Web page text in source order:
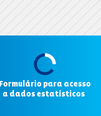
Formulário para acesso
a dados estatísticos